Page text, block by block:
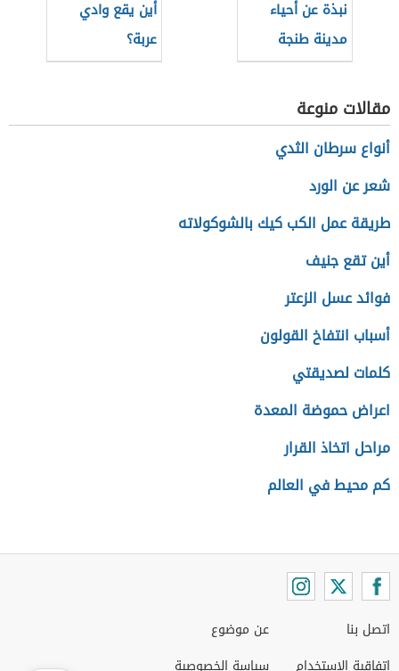
نبذة عن أحياء
مدينة طنجة
أين يقع وادي
عربة؟
مقالات منوعة
أنواع سرطان الثدي
شعر عن الورد
طريقة عمل الكب كيك بالشوكولاته
أين تقع جنيف
فوائد عسل الزعتر
أسباب انتفاخ القولون
كلمات لصديقتي
اعراض حموضة المعدة
مراحل اتخاذ القرار
كم محيط في العالم
اتصل بنا
عن موضوع